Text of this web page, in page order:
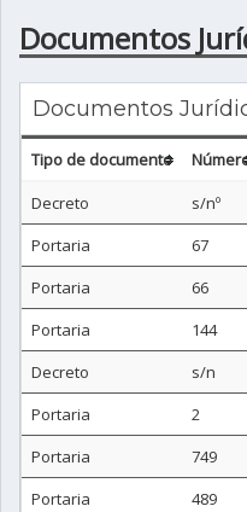
Documentos
Documentos
Tipo de documento
Decreto
s/nº
Portaria
67
Portaria
66
Portaria
144
Decreto
s/n
Portaria
2
Portaria
749
Portaria
489